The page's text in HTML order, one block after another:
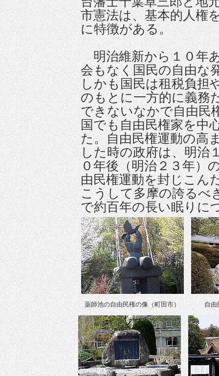
市憲法は、基本的人権
に特徴がある。
明治維新から１０年
会もなく国民の自由な
しかも国民は租税負担
のもとに一方的に義務
できないなかで自由民
国でも自由民権家を中
た。自由民権運動の高
した時の政府は、明治
０年後（明治２３年）
由民権運動を封じこん
こうして多摩の誇るべ
で約百年の長い眠りに
薬師池の自由民権の像（町田市） 自由